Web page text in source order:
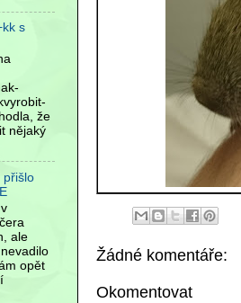
Žádné komentáře:
Okomentovat
s
že
nějaký
přišlo
ale
opět